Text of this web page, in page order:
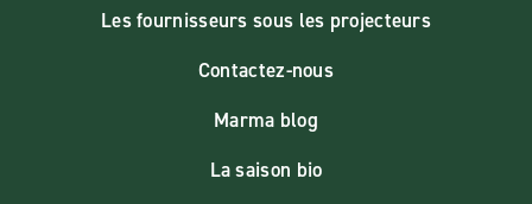
Les fournisseurs sous les projecteurs
Contactez-nous
Marma blog
La saison bio